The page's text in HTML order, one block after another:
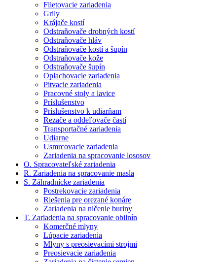
Filetovacie zariadenia
Grily
Krájače kostí
Odstraňovače drobných kostí
Odstraňovače hláv
Odstraňovače kostí a šupín
Odstraňovače kože
Odstraňovače šupín
Oplachovacie zariadenia
Pitvacie zariadenia
Pracovné stoly a lavice
Príslušenstvo
Príslušenstvo k udiarňam
Rezače a oddeľovače častí
Transportačné zariadenia
Udiarne
Usmrcovacie zariadenia
Zariadenia na spracovanie lososov
O. Spracovateľské zariadenia
R. Zariadenia na spracovanie masla
S. Záhradnícke zariadenia
Postrekovacie zariadenia
Riešenia pre orezané konáre
Zariadenia na ničenie buriny
T. Zariadenia na spracovanie obilnín
Komerčné mlyny
Lúpacie zariadenia
Mlyny s preosievacími strojmi
Preosievacie zariadenia